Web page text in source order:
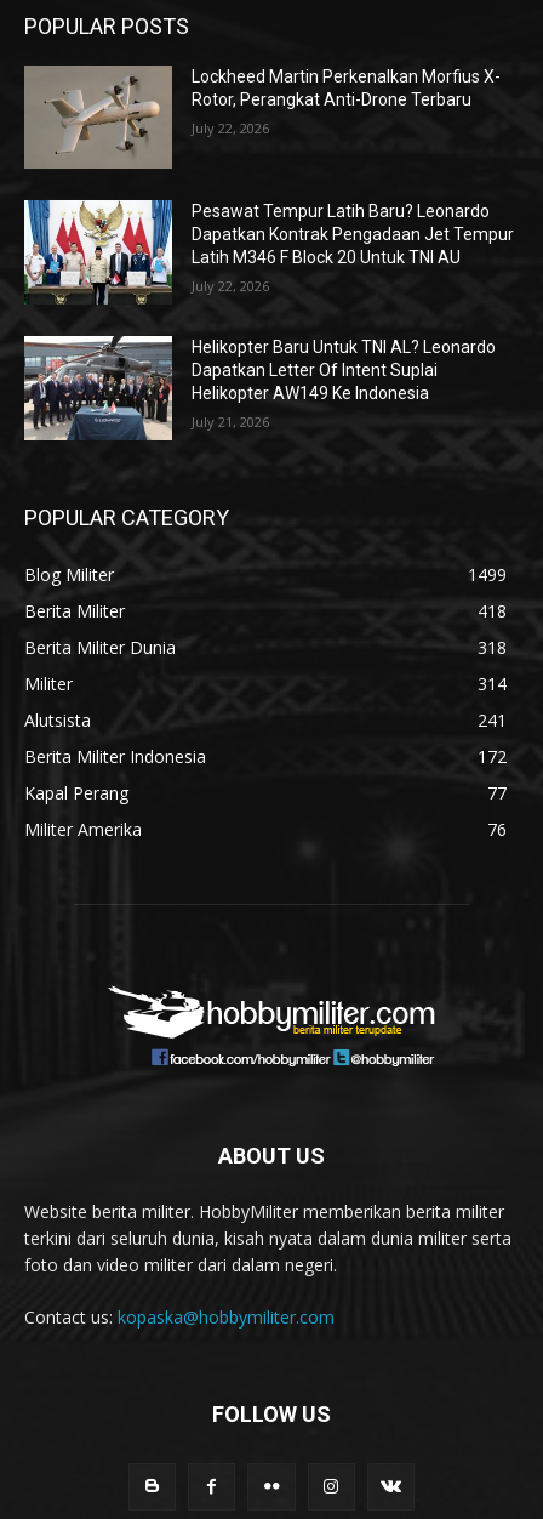
POPULAR POSTS
Lockheed Martin Perkenalkan Morfius X-
Rotor, Perangkat Anti-Drone Terbaru
July 22, 2026
Pesawat Tempur Latih Baru? Leonardo
Dapatkan Kontrak Pengadaan Jet Tempur
Latih M346 F Block 20 Untuk TNI AU
July 22, 2026
Helikopter Baru Untuk TNI AL? Leonardo
Dapatkan Letter Of Intent Suplai
Helikopter AW149 Ke Indonesia
July 21, 2026
POPULAR CATEGORY
Blog Militer
1499
Berita Militer
418
Berita Militer Dunia
318
Militer
314
Alutsista
241
Berita Militer Indonesia
172
Kapal Perang
77
Militer Amerika
76
ABOUT US
Website berita militer. HobbyMiliter memberikan berita militer
terkini dari seluruh dunia, kisah nyata dalam dunia militer serta
foto dan video militer dari dalam negeri.
Contact us: kopaska@hobbymiliter.com
FOLLOW US